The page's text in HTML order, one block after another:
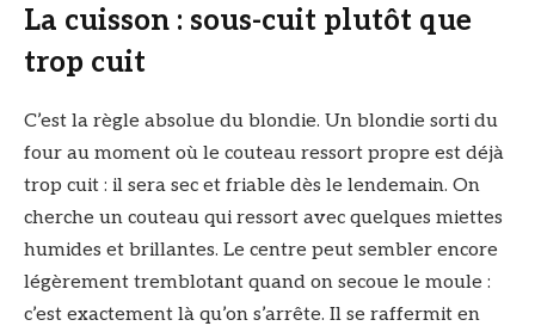
La cuisson : sous-cuit plutôt que
trop cuit
C’est la règle absolue du blondie. Un blondie sorti du
four au moment où le couteau ressort propre est déjà
trop cuit : il sera sec et friable dès le lendemain. On
cherche un couteau qui ressort avec quelques miettes
humides et brillantes. Le centre peut sembler encore
légèrement tremblotant quand on secoue le moule :
c’est exactement là qu’on s’arrête. Il se raffermit en